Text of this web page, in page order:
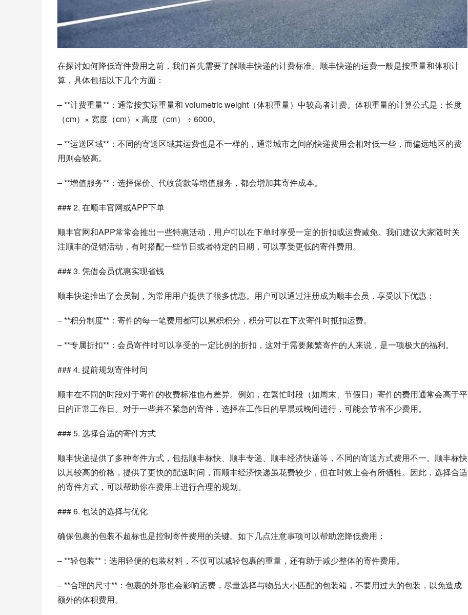
在探讨如何降低寄件费用之前，我们首先需要了解顺丰快递的计费标准。顺丰快递的运费一般是按重量和体积计
算，具体包括以下几个方面：
– **计费重量**：通常按实际重量和 volumetric weight（体积重量）中较高者计费。体积重量的计算公式是：长度
（cm）× 宽度（cm）× 高度（cm） ÷ 6000。
– **运送区域**：不同的寄送区域其运费也是不一样的，通常城市之间的快递费用会相对低一些，而偏远地区的费
用则会较高。
– **增值服务**：选择保价、代收货款等增值服务，都会增加其寄件成本。
### 2. 在顺丰官网或APP下单
顺丰官网和APP常常会推出一些特惠活动，用户可以在下单时享受一定的折扣或运费减免。我们建议大家随时关
注顺丰的促销活动，有时搭配一些节日或者特定的日期，可以享受更低的寄件费用。
### 3. 凭借会员优惠实现省钱
顺丰快递推出了会员制，为常用用户提供了很多优惠。用户可以通过注册成为顺丰会员，享受以下优惠：
– **积分制度**：寄件的每一笔费用都可以累积积分，积分可以在下次寄件时抵扣运费。
– **专属折扣**：会员寄件时可以享受的一定比例的折扣，这对于需要频繁寄件的人来说，是一项极大的福利。
### 4. 提前规划寄件时间
顺丰在不同的时段对于寄件的收费标准也有差异。例如，在繁忙时段（如周末、节假日）寄件的费用通常会高于平
日的正常工作日。对于一些并不紧急的寄件，选择在工作日的早晨或晚间进行，可能会节省不少费用。
### 5. 选择合适的寄件方式
顺丰快递提供了多种寄件方式，包括顺丰标快、顺丰专递、顺丰经济快递等，不同的寄送方式费用不一。顺丰标快
以其较高的价格，提供了更快的配送时间，而顺丰经济快递虽花费较少，但在时效上会有所牺牲。因此，选择合适
的寄件方式，可以帮助你在费用上进行合理的规划。
### 6. 包装的选择与优化
确保包裹的包装不超标也是控制寄件费用的关键。如下几点注意事项可以帮助您降低费用：
– **轻包装**：选用轻便的包装材料，不仅可以减轻包裹的重量，还有助于减少整体的寄件费用。
– **合理的尺寸**：包裹的外形也会影响运费，尽量选择与物品大小匹配的包装箱，不要用过大的包装，以免造成
额外的体积费用。